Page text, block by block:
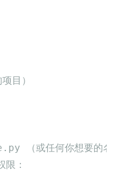
目）
（或任何你想要的名
：